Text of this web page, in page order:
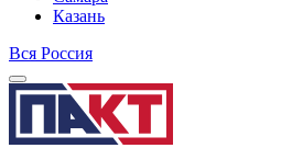
Казань
Вся Россия